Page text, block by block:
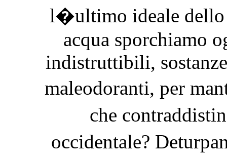
l�ultimo ideale dello
acqua sporchiamo
indistruttibili,
maleodoranti, per
che
occidentale?